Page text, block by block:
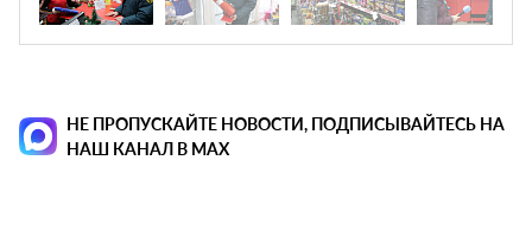
НЕ ПРОПУСКАЙТЕ НОВОСТИ, ПОДПИСЫВАЙТЕСЬ НА
НАШ КАНАЛ В MAX